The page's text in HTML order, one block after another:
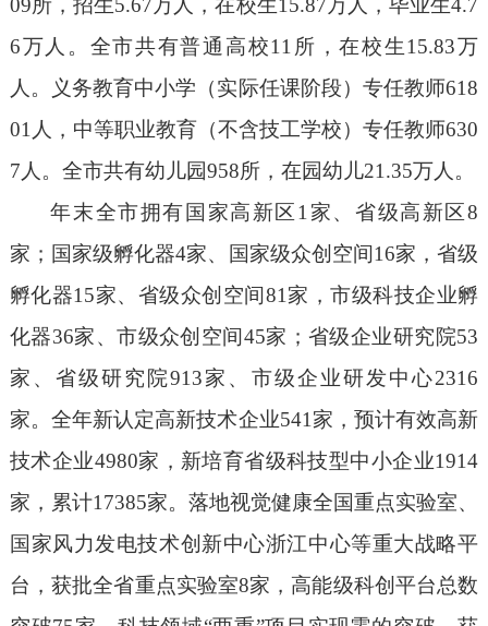
6万人。全市共有普通高校11 所，在校生15.83万
人。义务教育中小学（实际任课阶段）专任教师618
01 人，中等职业教育（不含技工学校）专任教师630
7 人。全市共有幼儿园958所，在园幼儿21.35万人。
年末全市拥有国家高新区1 家、省级高新区8
家；国家级孵化器4家、国家级众创空间16家，省级
孵化器15家、省级众创空间81 家，市级科技企业孵
化器36家、市级众创空间45家；省级企业研究院53
家、省级研究院913家、市级企业研发中心2316
家。全年新认定高新技术企业541 家，预计有效高新
技术企业4980家，新培育省级科技型中小企业1914
家，累计17385家。落地视觉健康全国重点实验室、
国家风力发电技术创新中心浙江中心等重大战略平
台 ，获批全省重点实验室8家 ，高能级科创平台总数